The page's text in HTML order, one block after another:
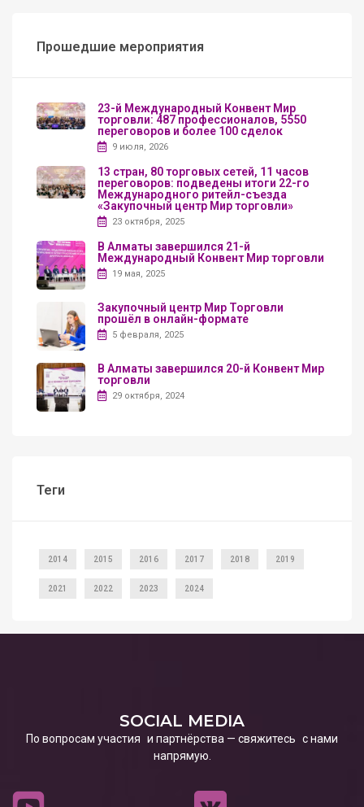
Прошедшие мероприятия
23-й Международный Конвент Мир
торговли: 487 профессионалов, 5550
переговоров и более 100 сделок
9 июля, 2026
13 стран, 80 торговых сетей, 11 часов
переговоров: подведены итоги 22-го
Международного ритейл-съезда
«Закупочный центр Мир торговли»
23 октября, 2025
В Алматы завершился 21-й
Международный Конвент Мир торговли
19 мая, 2025
Закупочный центр Мир Торговли
прошёл в онлайн-формате
5 февраля, 2025
В Алматы завершился 20-й Конвент Мир
торговли
29 октября, 2024
Теги
2014 2015 2016 2017 2018 2019
2021 2022 2023 2024
SOCIAL MEDIA
По вопросам участия и партнёрства — свяжитесь с нами
напрямую.